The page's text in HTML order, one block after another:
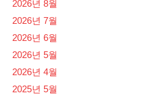
2026년 8월
2026년 7월
2026년 6월
2026년 5월
2026년 4월
2025년 5월